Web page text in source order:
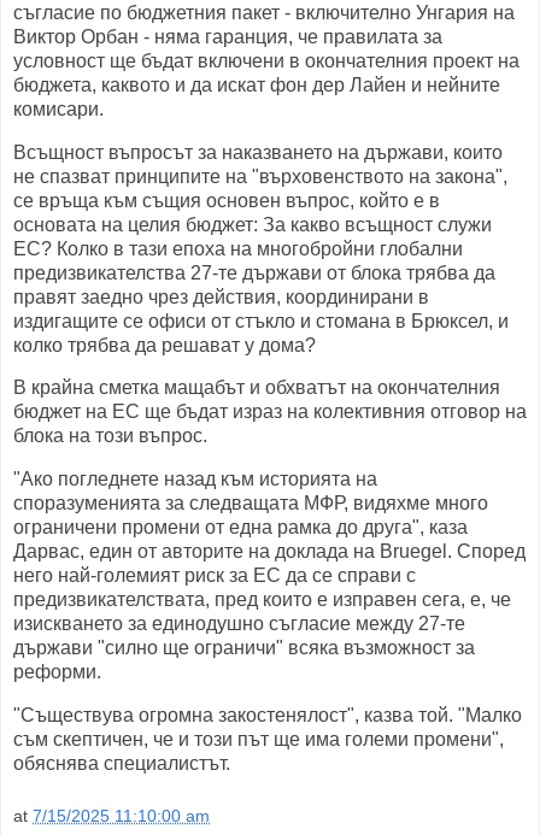
съгласие по бюджетния пакет - включително Унгария на
Виктор Орбан - няма гаранция, че правилата за
условност ще бъдат включени в окончателния проект на
бюджета, каквото и да искат фон дер Лайен и нейните
комисари.
Всъщност въпросът за наказването на държави, които
не спазват принципите на "върховенството на закона",
се връща към същия основен въпрос, който е в
основата на целия бюджет: За какво всъщност служи
ЕС? Колко в тази епоха на многобройни глобални
предизвикателства 27-те държави от блока трябва да
правят заедно чрез действия, координирани в
издигащите се офиси от стъкло и стомана в Брюксел, и
колко трябва да решават у дома?
В крайна сметка мащабът и обхватът на окончателния
бюджет на ЕС ще бъдат израз на колективния отговор на
блока на този въпрос.
"Ако погледнете назад към историята на
споразуменията за следващата МФР, видяхме много
ограничени промени от една рамка до друга", каза
Дарвас, един от авторите на доклада на Bruegel. Според
него най-големият риск за ЕС да се справи с
предизвикателствата, пред които е изправен сега, е, че
изискването за единодушно съгласие между 27-те
държави "силно ще ограничи" всяка възможност за
реформи.
"Съществува огромна закостенялост", казва той. "Малко
съм скептичен, че и този път ще има големи промени",
обяснява специалистът.
at 7/15/2025 11:10:00 am